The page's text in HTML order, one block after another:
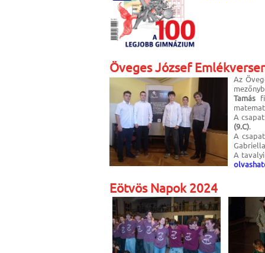
Öveges József
Az
Tamás
A
(9.C).
A
A
Eötvös Napok 2024